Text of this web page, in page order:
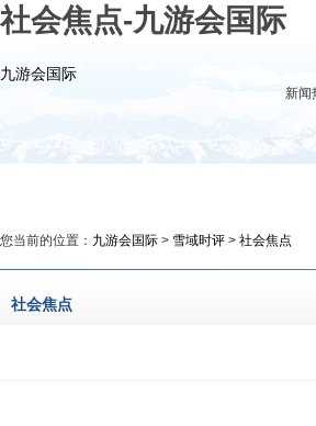
社会焦点-九游会国际
九游会国际
新闻
您当前的位置： 九游会国际 > 雪域时评 > 社会焦点
社会焦点